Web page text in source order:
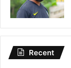
Recent